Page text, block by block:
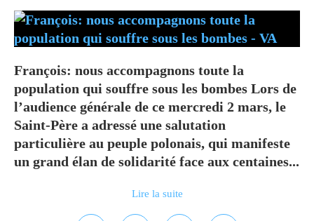
François: nous accompagnons toute la
population qui souffre sous les bombes Lors de
l’audience générale de ce mercredi 2 mars, le
Saint-Père a adressé une salutation
particulière au peuple polonais, qui manifeste
un grand élan de solidarité face aux centaines...
Lire la suite